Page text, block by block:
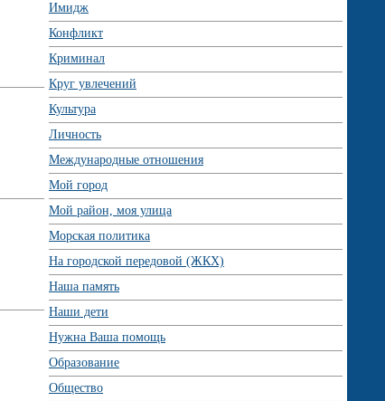
Имидж
Конфликт
Криминал
Круг увлечений
Культура
Личность
Международные отношения
Мой город
Мой район, моя улица
Морская политика
На городской передовой (ЖКХ)
Наша память
Наши дети
Нужна Ваша помощь
Образование
Общество